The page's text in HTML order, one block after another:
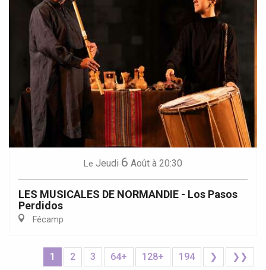
Le Jeudi 6 Août à 20:30
LES MUSICALES DE NORMANDIE - Los Pasos
Perdidos
Fécamp
1 2 3 64+ 128+ 194 ❯ ❯❯